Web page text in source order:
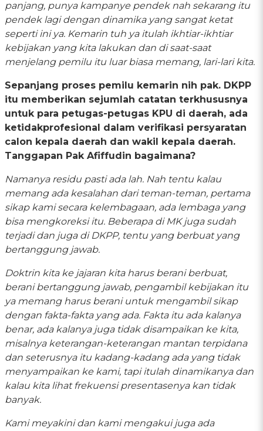
panjang, punya kampanye pendek nah sekarang itu
pendek lagi dengan dinamika yang sangat ketat
seperti ini ya. Kemarin tuh ya itulah ikhtiar-ikhtiar
kebijakan yang kita lakukan dan di saat-saat
menjelang pemilu itu luar biasa memang, lari-lari kita.
Sepanjang proses pemilu kemarin nih pak. DKPP
itu memberikan sejumlah catatan terkhususnya
untuk para petugas-petugas KPU di daerah, ada
ketidakprofesional dalam verifikasi persyaratan
calon kepala daerah dan wakil kepala daerah.
Tanggapan Pak Afiffudin bagaimana?
Namanya residu pasti ada lah. Nah tentu kalau
memang ada kesalahan dari teman-teman, pertama
sikap kami secara kelembagaan, ada lembaga yang
bisa mengkoreksi itu. Beberapa di MK juga sudah
terjadi dan juga di DKPP, tentu yang berbuat yang
bertanggung jawab.
Doktrin kita ke jajaran kita harus berani berbuat,
berani bertanggung jawab, pengambil kebijakan itu
ya memang harus berani untuk mengambil sikap
dengan fakta-fakta yang ada. Fakta itu ada kalanya
benar, ada kalanya juga tidak disampaikan ke kita,
misalnya keterangan-keterangan mantan terpidana
dan seterusnya itu kadang-kadang ada yang tidak
menyampaikan ke kami, tapi itulah dinamikanya dan
kalau kita lihat frekuensi presentasenya kan tidak
banyak.
Kami meyakini dan kami mengakui juga ada